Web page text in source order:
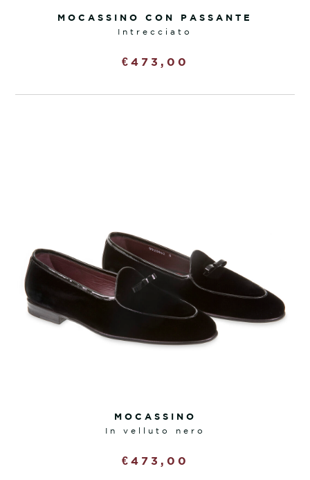
MOCASSINO CON PASSANTE
intrecciato
€ 473,00
MOCASSINO
in velluto nero
€ 473,00